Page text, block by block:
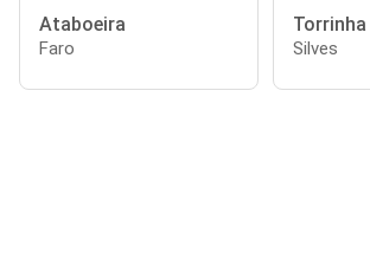
Ataboeira
Faro
Torrinha
Silves